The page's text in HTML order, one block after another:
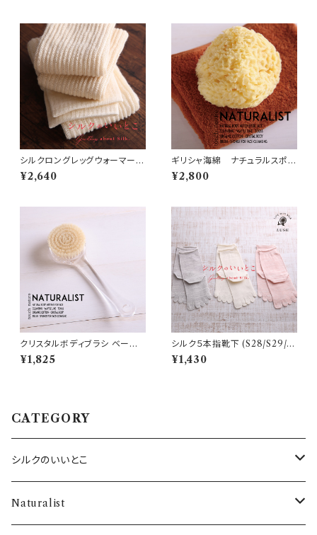
シルクロングレッグウォーマー
(S27)
¥2,640
ギリシャ海綿 ナチュラルスポン
ジ・Mサイズ (N14)
¥2,800
クリスタルボディブラシ ベージ
ュ・ソフトバンク (N11)
¥1,825
シルク５本指靴下 (S28/S29/S
30)
¥1,430
CATEGORY
シルクのいいとこ
・SILKシャツ
Naturalist